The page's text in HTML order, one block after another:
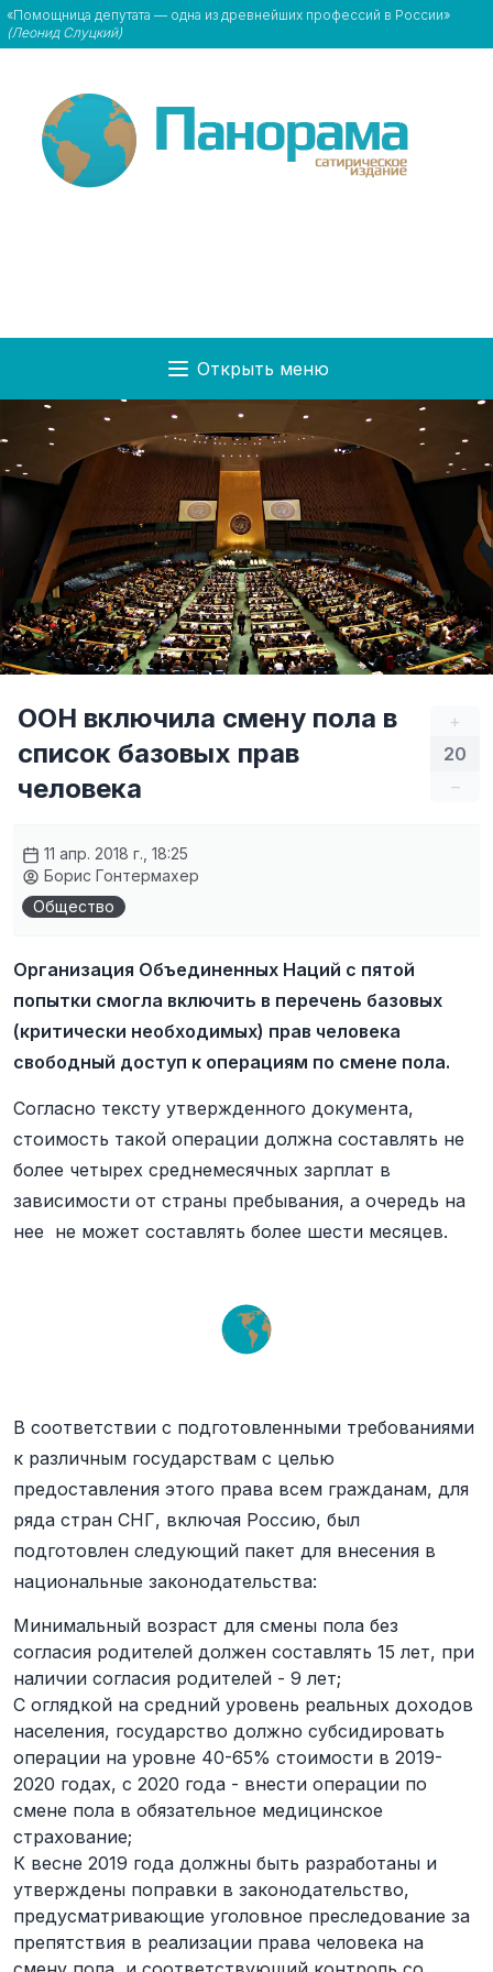
«Помощница депутата — одна из древнейших профессий в России»
(Леонид Слуцкий)
Открыть меню
+
20
–
ООН включила смену пола в
список базовых прав
человека
11 апр. 2018 г., 18:25
Борис Гонтермахер
Общество
Организация Объединенных Наций с пятой
попытки смогла включить в перечень базовых
(критически необходимых) прав человека
свободный доступ к операциям по смене пола.
Согласно тексту утвержденного документа,
стоимость такой операции должна составлять не
более четырех среднемесячных зарплат в
зависимости от страны пребывания, а очередь на
нее не может составлять более шести месяцев.
В соответствии с подготовленными требованиями
к различным государствам с целью
предоставления этого права всем гражданам, для
ряда стран СНГ, включая Россию, был
подготовлен следующий пакет для внесения в
национальные законодательства:
Минимальный возраст для смены пола без
согласия родителей должен составлять 15 лет, при
наличии согласия родителей - 9 лет;
С оглядкой на средний уровень реальных доходов
населения, государство должно субсидировать
операции на уровне 40-65% стоимости в 2019-
2020 годах, с 2020 года - внести операции по
смене пола в обязательное медицинское
страхование;
К весне 2019 года должны быть разработаны и
утверждены поправки в законодательство,
предусматривающие уголовное преследование за
препятствия в реализации права человека на